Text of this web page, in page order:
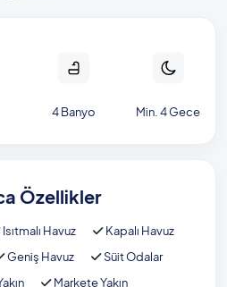
4 Banyo Min. 4 Gece
Özellikler
Isıtmalı Havuz
Kapalı Havuz
Geniş Havuz
Süit Odalar
Markete Yakın